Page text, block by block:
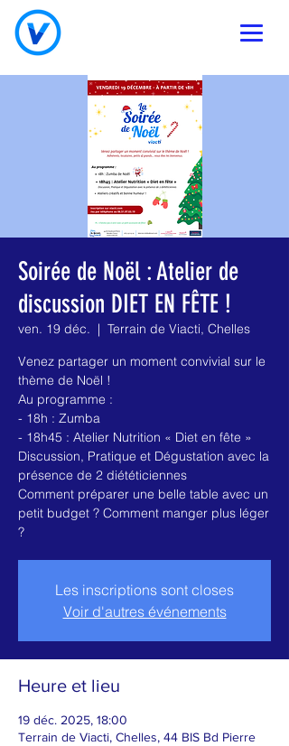
Soirée de Noël : Atelier de
discussion DIET EN FÊTE !
ven. 19 déc.
  |
Terrain de Viacti, Chelles
Venez partager un moment convivial sur le
thème de Noël !
Au programme :
- 18h : Zumba
- 18h45 : Atelier Nutrition « Diet en fête »
Discussion, Pratique et Dégustation avec la
présence de 2 diététiciennes
Comment préparer une belle table avec un
petit budget ? Comment manger plus léger
Les inscriptions sont closes
Voir d'autres événements
Heure et lieu
19 déc. 2025, 18:00
Terrain de Viacti, Chelles, 44 BIS Bd Pierre